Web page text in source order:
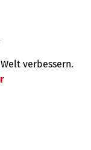
verbessern.